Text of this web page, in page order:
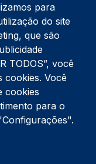
Nazaré
para
do site
que são
TODOS”, você
cookies. Você
cookies
para o